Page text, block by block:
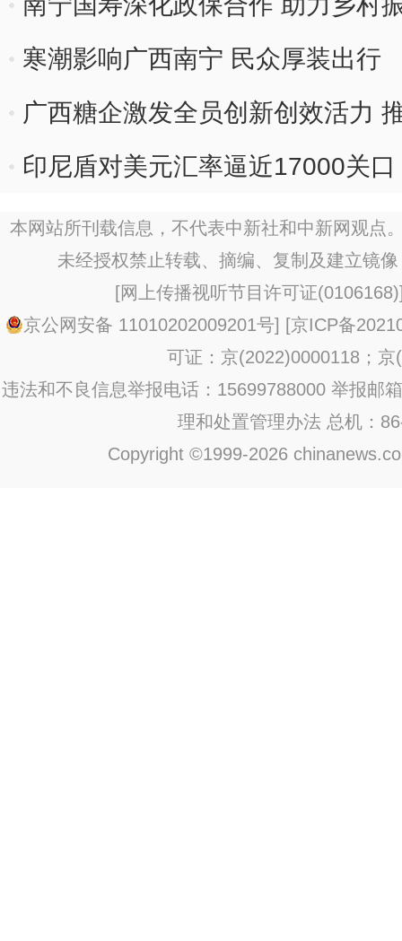
寒潮影响广西南宁 民众厚装出行
广西糖企激发全员创新创效活力
印尼盾对美元汇率逼近17000关口
本网站所刊载信息，不代表中新社和中新网观点
未经授权禁止转载、摘编、复制及建立镜
[网上传播视听节目许可证(0106168)
京公网安备 11010202009201号] [京ICP备
可证：京(2022)0000118；京
违法和不良信息举报电话：15699788000 举报邮
理和处置管理办法 总机：
Copyright ©1999-2026